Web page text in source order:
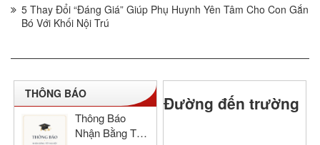
5 Thay Đổi “Đáng Giá” Giúp Phụ Huynh Yên Tâm Cho Con Gắn
Bó Với Khối Nội Trú
THÔNG BÁO
Thông Báo
Nhận Bằng Tốt
Đường đến trường